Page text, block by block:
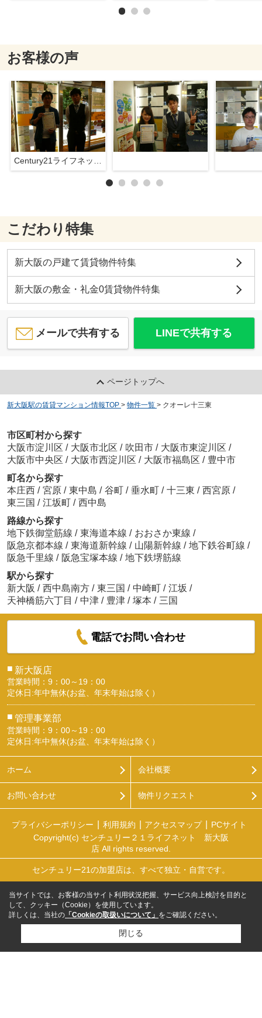
お客様の声
こだわり特集
新大阪の戸建て賃貸物件特集
新大阪の敷金・礼金0賃貸物件特集
メールで共有する LINEで共有する
ページトップへ
新大阪駅の賃貸マンション情報TOP > 物件一覧 > クオーレ十三東
市区町村から探す
大阪市淀川区 / 大阪市北区 / 吹田市 / 大阪市東淀川区 /
大阪市中央区 / 大阪市西淀川区 / 大阪市福島区 / 豊中市
町名から探す
本庄西 / 宮原 / 東中島 / 谷町 / 垂水町 / 十三東 / 西宮原 /
東三国 / 江坂町 / 西中島
路線から探す
地下鉄御堂筋線 / 東海道本線 / おおさか東線 /
阪急京都本線 / 東海道新幹線 / 山陽新幹線 / 地下鉄谷町線 /
阪急千里線 / 阪急宝塚本線 / 地下鉄堺筋線
駅から探す
新大阪 / 西中島南方 / 東三国 / 中崎町 / 江坂 /
天神橋筋六丁目 / 中津 / 豊津 / 塚本 / 三国
電話でお問い合わせ
■ 新大阪店
営業時間：9：00～19：00
定休日:年中無休(お盆、年末年始は除く）
■ 管理事業部
営業時間：9：00～19：00
定休日:年中無休(お盆、年末年始は除く）
ホーム 会社概要
お問い合わせ 物件リクエスト
プライバシーポリシー 利用規約 アクセスマップ
PCサイト
Copyright(c) センチュリー２１ライフネット 新大阪
店 All rights reserved.
センチュリー21の加盟店は、すべて独立・自営です。
当サイトでは、お客様の当サイト利用状況把握、サービス向上検討を目的と
して、クッキー（Cookie）を使用しています。
詳しくは、当社の 「Cookieの取扱いについて」 をご確認ください。
閉じる